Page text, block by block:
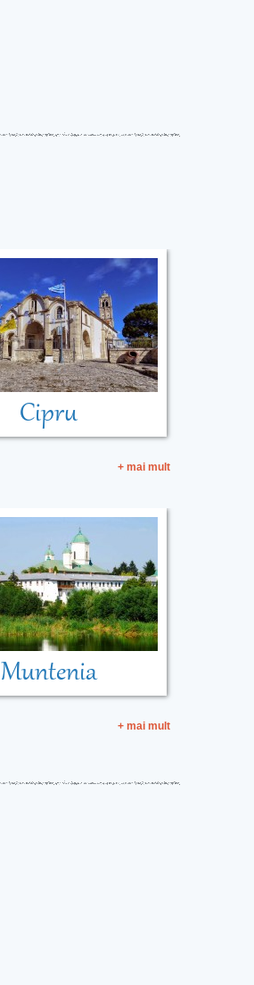
Cipru
+ mai mult
Muntenia
+ mai mult